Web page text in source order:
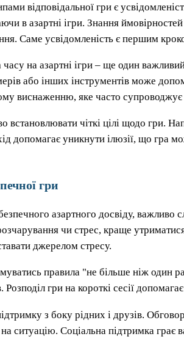
відповідальної гри є
в азартні ігри. Знання
Саме усвідомленість є першим
на азартні ігри – ще один
або інших інструментів може
виснаженню, яке часто супроводжує
встановлювати чіткі цілі щодо гри.
допомагає уникнути ілюзії, що гра
гри
азартного досвіду, важливо
чи стрес, краще
джерелом стресу.
правила "не більше ніж один
гри на короткі сесії
з боку рідних і друзів.
ситуацію. Соціальна підтримка грає